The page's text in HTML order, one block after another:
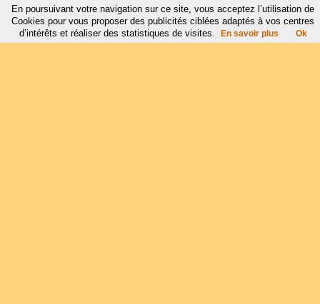
En poursuivant votre navigation sur ce site, vous acceptez l’utilisation de
Cookies pour vous proposer des publicités ciblées adaptés à vos centres
d’intérêts et réaliser des statistiques de visites.
En savoir plus Ok